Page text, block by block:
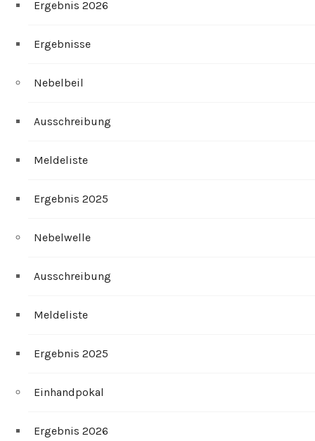
Ergebnis 2026
Ergebnisse
Nebelbeil
Ausschreibung
Meldeliste
Ergebnis 2025
Nebelwelle
Ausschreibung
Meldeliste
Ergebnis 2025
Einhandpokal
Ergebnis 2026